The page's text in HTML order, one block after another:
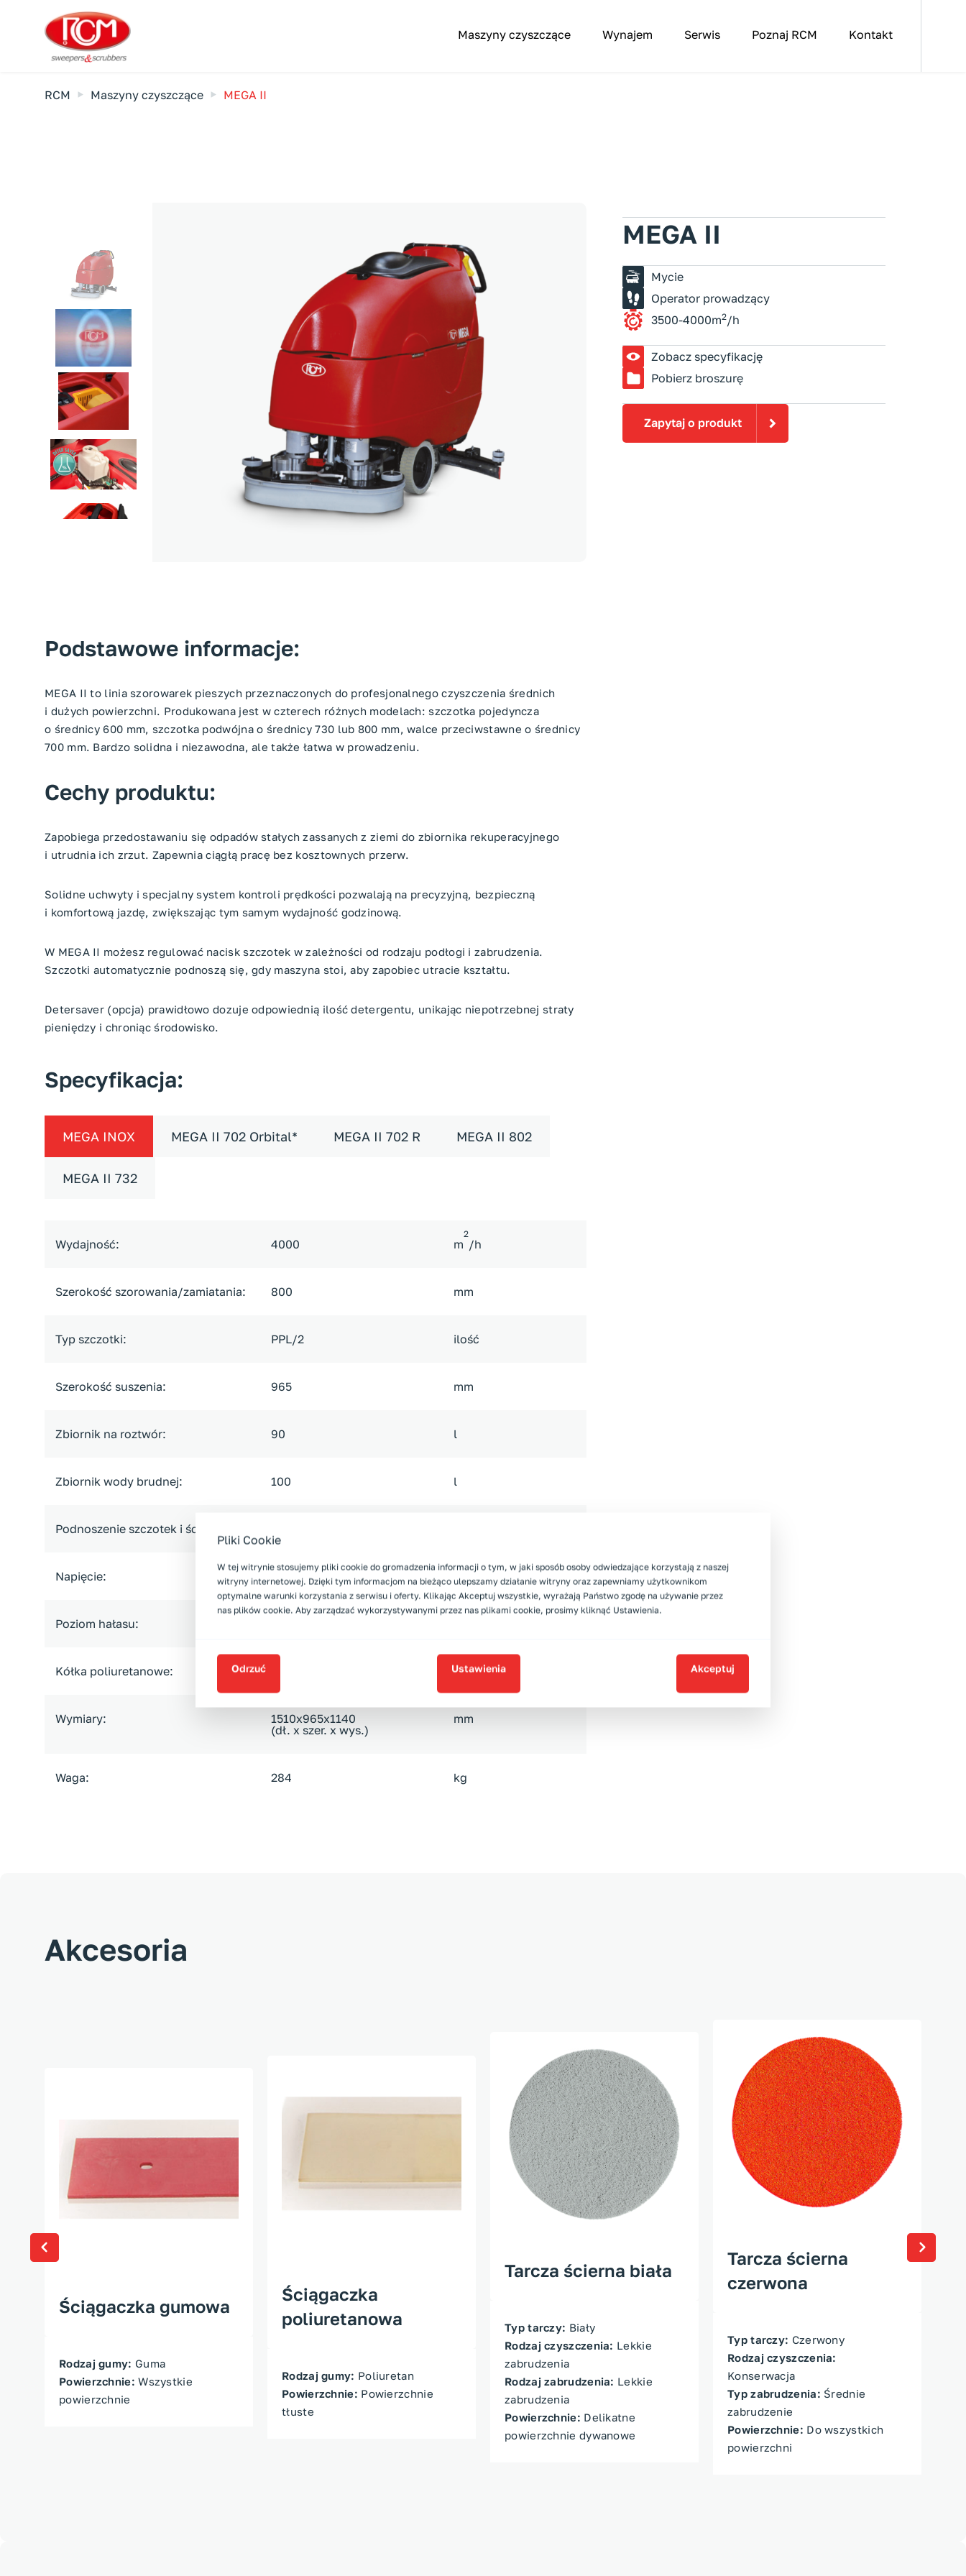
Maszyny czyszczące Wynajem Serwis Poznaj RCM Kontakt
RCM Maszyny czyszczące MEGA II
MEGA II
Mycie
Operator prowadzący
3500-4000m2/h
Zobacz specyfikację
Pobierz broszurę
Zapytaj o produkt
Podstawowe informacje:
MEGA II to linia szorowarek pieszych przeznaczonych do profesjonalnego czyszczenia średnich
i dużych powierzchni. Produkowana jest w czterech różnych modelach: szczotka pojedyncza
o średnicy 600 mm, szczotka podwójna o średnicy 730 lub 800 mm, walce przeciwstawne o średnicy
700 mm. Bardzo solidna i niezawodna, ale także łatwa w prowadzeniu.
Cechy produktu:
Zapobiega przedostawaniu się odpadów stałych zassanych z ziemi do zbiornika rekuperacyjnego
i utrudnia ich zrzut. Zapewnia ciągłą pracę bez kosztownych przerw.
Solidne uchwyty i specjalny system kontroli prędkości pozwalają na precyzyjną, bezpieczną
i komfortową jazdę, zwiększając tym samym wydajność godzinową.
W MEGA II możesz regulować nacisk szczotek w zależności od rodzaju podłogi i zabrudzenia.
Szczotki automatycznie podnoszą się, gdy maszyna stoi, aby zapobiec utracie kształtu.
Detersaver (opcja) prawidłowo dozuje odpowiednią ilość detergentu, unikając niepotrzebnej straty
pieniędzy i chroniąc środowisko.
Specyfikacja:
MEGA INOX
Wydajność: 4000 m
2
/h
Szerokość szorowania/zamiatania: 800 mm
Typ szczotki: PPL/2 ilość
Szerokość suszenia: 965 mm
Zbiornik na roztwór: 90 l
Zbiornik wody brudnej: 100 l
Podnoszenie szczotek i ściągaczek:
Napięcie: 24 V
Poziom hałasu:
Kółka poliuretanowe:
Wymiary:
1510x965x1140
(dł. x szer. x wys.)
mm
Waga: 284 kg
MEGA II 702 Orbital* MEGA II 702 R MEGA II 802
MEGA II 732
Akcesoria
Ściągaczka gumowa
Rodzaj gumy: Guma
Powierzchnie: Wszystkie
powierzchnie
Ściągaczka
poliuretanowa
Rodzaj gumy: Poliuretan
Powierzchnie: Powierzchnie
tłuste
Tarcza ścierna biała
Typ tarczy: Biały
Rodzaj czyszczenia: Lekkie
zabrudzenia
Rodzaj zabrudzenia: Lekkie
zabrudzenia
Powierzchnie: Delikatne
powierzchnie dywanowe
Tarcza ścierna
czerwona
Typ tarczy: Czerwony
Rodzaj czyszczenia:
Konserwacja
Typ zabrudzenia: Średnie
zabrudzenie
Powierzchnie: Do wszystkich
powierzchni
Pliki Cookie
W tej witrynie stosujemy pliki cookie do gromadzenia informacji o tym, w jaki sposób osoby odwiedzające korzystają z naszej
witryny internetowej. Dzięki tym informacjom na bieżąco ulepszamy działanie witryny oraz zapewniamy użytkownikom
optymalne warunki korzystania z serwisu i oferty. Klikając Akceptuj wszystkie, wyrażają Państwo zgodę na używanie przez
nas plików cookie. Aby zarządzać wykorzystywanymi przez nas plikami cookie, prosimy kliknąć Ustawienia.
Odrzuć Ustawienia Akceptuj